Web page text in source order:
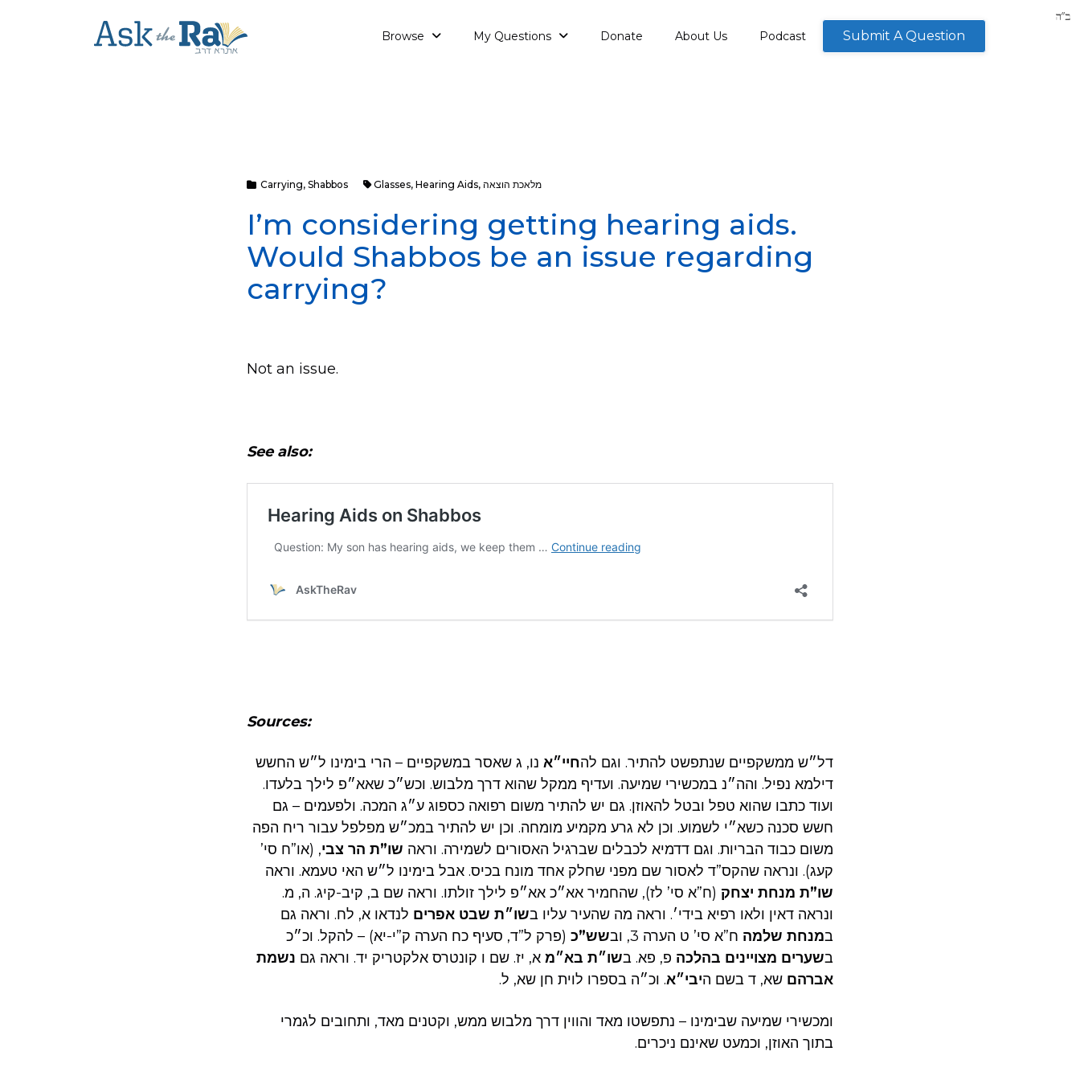
Browse My Questions Donate About Us Podcast Submit A Question
Carrying, Shabbos Glasses, Hearing Aids, מלאכת הוצאה
I’m considering getting hearing aids.
Would Shabbos be an issue regarding
carrying?
Not an issue.
See also:
Sources:
דל״ש ממשקפיים שנתפשט להתיר. וגם להחיי״א נו, ג שאסר במשקפיים – הרי בימינו ל״ש החשש
דילמא נפיל. והה״נ במכשירי שמיעה. ועדיף ממקל שהוא דרך מלבוש. וכש״כ שאא״פ לילך בלעדו.
ועוד כתבו שהוא טפל ובטל להאוזן. גם יש להתיר משום רפואה כספוג ע״ג המכה. ולפעמים – גם
חשש סכנה כשא״י לשמוע. וכן לא גרע מקמיע מומחה. וכן יש להתיר במכ״ש מפלפל עבור ריח הפה
משום כבוד הבריות. וגם דדמיא לכבלים שברגיל האסורים לשמירה. וראה שו”ת הר צבי, (או”ח סי’
קעג). ונראה שהקס”ד לאסור שם מפני שחלק אחד מונח בכיס. אבל בימינו ל״ש האי טעמא. וראה
שו”ת מנחת יצחק (ח”א סי’ לז), שהחמיר אא״כ אא״פ לילך זולתו. וראה שם ב, קיב-קיג. ה, מ.
ונראה דאין ולאו רפיא בידי׳. וראה מה שהעיר עליו בשו״ת שבט אפרים לנדאו א, לח. וראה גם
במנחת שלמה ח”א סי’ ט הערה 3, וב שש”כ (פרק ל”ד, סעיף כח הערה ק”י-יא) – להקל. וכ״כ
בשערים מצויינים בהלכה פ, פא. בשו״ת בא״מ א, יז. שם ו קונטרס אלקטריק יד. וראה גם נשמת
אברהם שא, ד בשם היבי״א. וכ״ה בספרו לוית חן שא, ל.
ומכשירי שמיעה שבימינו – נתפשטו מאד והווין דרך מלבוש ממש, וקטנים מאד, ותחובים לגמרי
בתוך האוזן, וכמעט שאינם ניכרים.